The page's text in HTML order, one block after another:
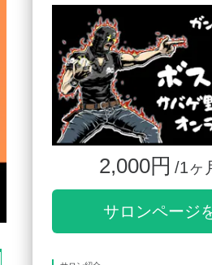
2,000円 /1ヶ
サロンページ